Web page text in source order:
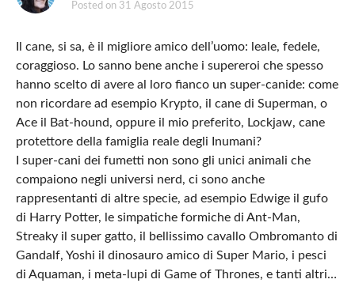
Posted on 31 Agosto 2015
Il cane, si sa, è il migliore amico dell’uomo: leale, fedele,
coraggioso. Lo sanno bene anche i supereroi che spesso
hanno scelto di avere al loro fianco un super-canide: come
non ricordare ad esempio Krypto, il cane di Superman, o
Ace il Bat-hound, oppure il mio preferito, Lockjaw, cane
protettore della famiglia reale degli Inumani?
I super-cani dei fumetti non sono gli unici animali che
compaiono negli universi nerd, ci sono anche
rappresentanti di altre specie, ad esempio Edwigeil gufo
di Harry Potter, le simpatiche formiche di Ant-Man,
Streaky il super gatto, il bellissimo cavallo Ombromanto di
Gandalf, Yoshi il dinosauro amico di Super Mario, i pesci
di Aquaman, i meta-lupi di Game of Thrones, e tanti altri…